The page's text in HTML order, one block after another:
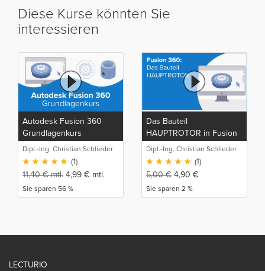
Diese Kurse könnten Sie
interessieren
Autodesk Fusion 360
Grundlagenkurs
Dipl.-Ing. Christian Schlieder
(1)
11,40€mtl. 4,99 € mtl.
Sie sparen 56 %
Das Bauteil
HAUPTROTOR in Fusion
360
Dipl.-Ing. Christian Schlieder
(1)
5,00€ 4,90 €
Sie sparen 2 %
LECTURIO